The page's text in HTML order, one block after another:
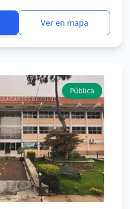
Ver en mapa
Pública